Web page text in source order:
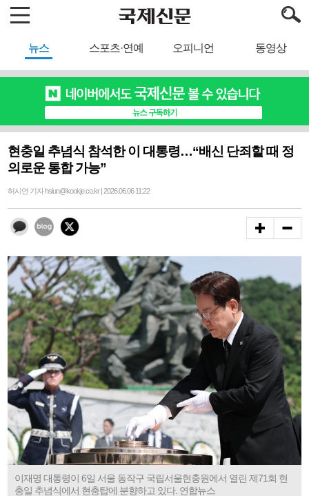
뉴스 스포츠·연예 오피니언 동영상
현충일 추념식 참석한 이 대통령…“배신 단죄할 때 정
의로운 통합 가능”
허시언 기자 hsiun@kookje.co.kr | 2026.06.06 11:22
이재명 대통령이 6일 서울 동작구 국립서울현충원에서 열린 제71회 현
충일 추념식에서 현충탑에 분향하고 있다. 연합뉴스